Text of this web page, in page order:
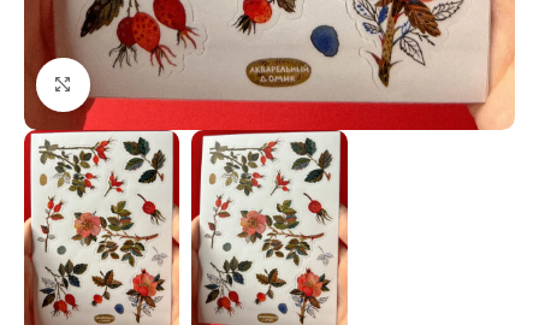
Нажмите, чтобы увеличить изображение